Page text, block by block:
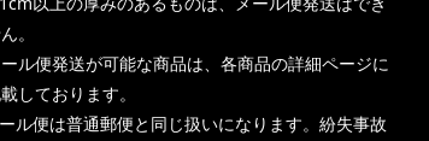
。
ール便発送が可能な商品は、各商品の詳細ページに
しております。
ル便は普通郵便と同じ扱いになります。紛失事故